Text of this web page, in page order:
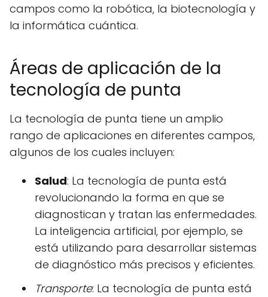
campos como la robótica, la biotecnología y
la informática cuántica.
Áreas de aplicación de la
tecnología de punta
La tecnología de punta tiene un amplio
rango de aplicaciones en diferentes campos,
algunos de los cuales incluyen:
Salud: La tecnología de punta está
revolucionando la forma en que se
diagnostican y tratan las enfermedades.
La inteligencia artificial, por ejemplo, se
está utilizando para desarrollar sistemas
de diagnóstico más precisos y eficientes.
Transporte: La tecnología de punta está